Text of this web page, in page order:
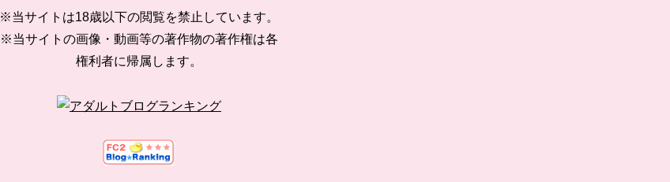
※当サイトは18歳以下の閲覧を禁止しています。
※当サイトの画像・動画等の著作物の著作権は各
権利者に帰属します。